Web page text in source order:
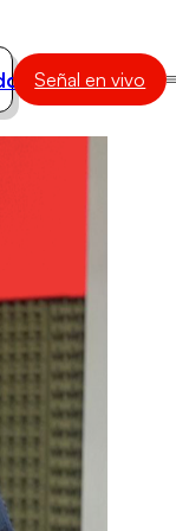
Señal en vivo